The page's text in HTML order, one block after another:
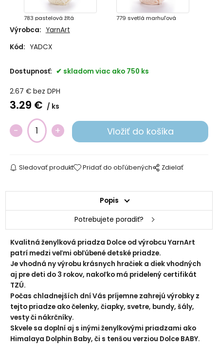
783 pastelová žltá 779 svetlá marhuľová
851 svetlá žltá 761 žltá
853 šafránová žltá 854 horčicová
Výrobca: YarnArt
Kód: YADCX
Dostupnosť: skladom viac ako 750 ks
2.67 € bez DPH
3.29 € ks
Sledovať produkt Pridať do obľúbených Zdielať
Popis
Potrebujete poradiť?
Kvalitná ženylková priadza Dolce od výrobcu YarnArt
patrí medzi veľmi obľúbené detské priadze.
Je vhodná ny výrobu krásnych hračiek a diek vhodných
aj pre deti do 3 rokov, nakoľko má pridelený certifikát
TZÚ.
Počas chladnejších dní Vás príjemne zahrejú výrobky z
tejto priadze ako čelenky, čiapky, svetre, bundy, šály,
vesty či nákrčníky.
Skvele sa doplní aj s inými ženylkovými priadzami ako
Himalaya Dolphin Baby, či s tenšou verziou Dolce BABY.